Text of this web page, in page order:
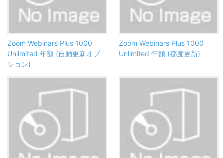
Zoom Webinars Plus 1000
Unlimited 年額 (自動更新オプ
ション)
Zoom Webinars Plus 1000
Unlimited 年額 (都度更新)